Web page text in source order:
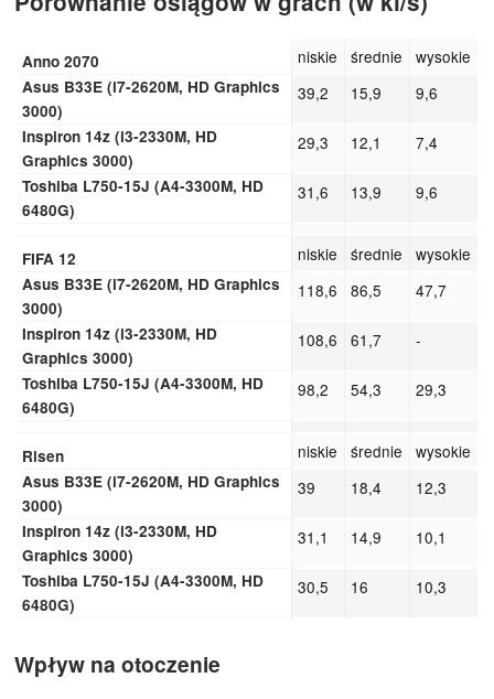
Anno 2070 niskie średnie wysokie
Asus B33E (i7-2620M, HD Graphics
3000)
39,2 15,9 9,6
Inspiron 14z (i3-2330M, HD
Graphics 3000)
29,3 12,1 7,4
Toshiba L750-15J (A4-3300M, HD
6480G)
31,6 13,9 9,6
FIFA 12 niskie średnie wysokie
Asus B33E (i7-2620M, HD Graphics
3000)
118,6 86,5 47,7
Inspiron 14z (i3-2330M, HD
Graphics 3000)
108,6 61,7 -
Toshiba L750-15J (A4-3300M, HD
6480G)
98,2 54,3 29,3
Risen niskie średnie wysokie
Asus B33E (i7-2620M, HD Graphics
3000)
39 18,4 12,3
Inspiron 14z (i3-2330M, HD
Graphics 3000)
31,1 14,9 10,1
Toshiba L750-15J (A4-3300M, HD
6480G)
30,5 16 10,3
Wpływ na otoczenie